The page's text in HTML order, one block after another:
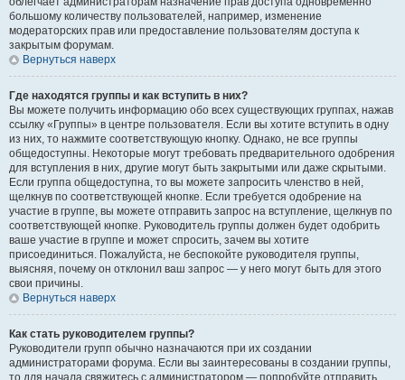
большому количеству пользователей, например, изменение
модераторских прав или предоставление пользователям доступа к
закрытым форумам.
Вернуться наверх
Где находятся группы и как вступить в них?
Вы можете получить информацию обо всех существующих группах, нажав
ссылку «Группы» в центре пользователя. Если вы хотите вступить в одну
из них, то нажмите соответствующую кнопку. Однако, не все группы
общедоступны. Некоторые могут требовать предварительного одобрения
для вступления в них, другие могут быть закрытыми или даже скрытыми.
Если группа общедоступна, то вы можете запросить членство в ней,
щелкнув по соответствующей кнопке. Если требуется одобрение на
участие в группе, вы можете отправить запрос на вступление, щелкнув по
соответствующей кнопке. Руководитель группы должен будет одобрить
ваше участие в группе и может спросить, зачем вы хотите
присоединиться. Пожалуйста, не беспокойте руководителя группы,
выясняя, почему он отклонил ваш запрос — у него могут быть для этого
свои причины.
Вернуться наверх
Как стать руководителем группы?
Руководители групп обычно назначаются при их создании
администраторами форума. Если вы заинтересованы в создании группы,
то для начала свяжитесь с администратором — попробуйте отправить